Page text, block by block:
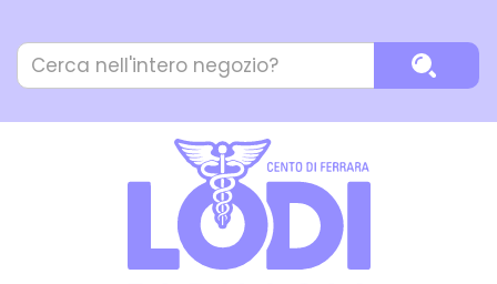
contenuto
principale
Cerca
Prodotto